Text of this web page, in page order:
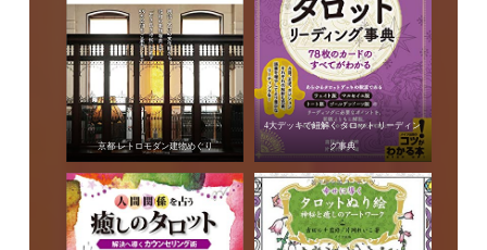
京都 レトロモダン建物めぐり
4大デッキで紐解く タロット リーディン
グ事典